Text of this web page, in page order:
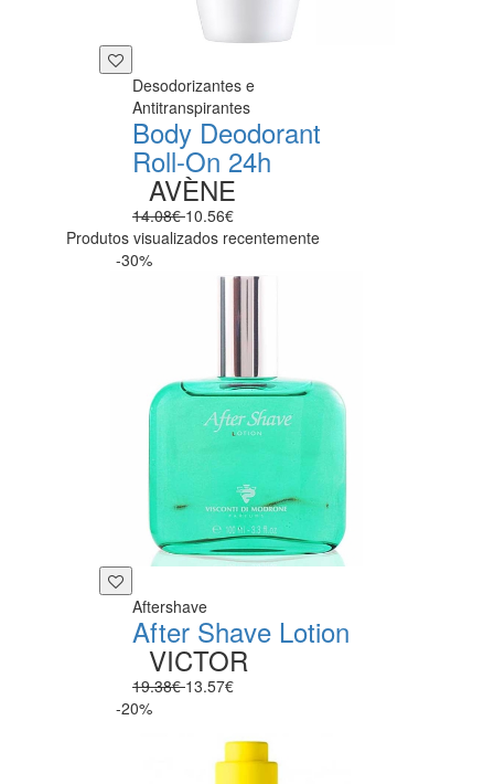
Desodorizantes e
Antitranspirantes
Body Deodorant
Roll-On 24h
AVÈNE
14.08€10.56€
Produtos visualizados recentemente
-30%
Aftershave
After Shave Lotion
VICTOR
19.38€13.57€
-20%